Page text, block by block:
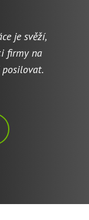
je svěží,
firmy na